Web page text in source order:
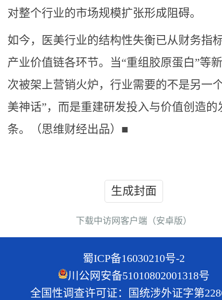
对整个行业的市场规模扩张形成阻碍。
如今，医美行业的结构性失衡已从财务指
产业价值链各环节。当“重组胶原蛋白”等
次被架上营销火炉，行业需要的不是另一
美神话”，而是重建研发投入与价值创造的
条。（思维财经出品）■
生成封面
下载中访网客户端（安卓版）
蜀ICP备16030210号-2
川公网安备51010802001318号
全国性调查许可证：国统涉外证字第